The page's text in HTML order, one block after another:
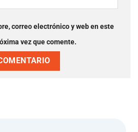
correo electrónico y web en este
vez que comente.